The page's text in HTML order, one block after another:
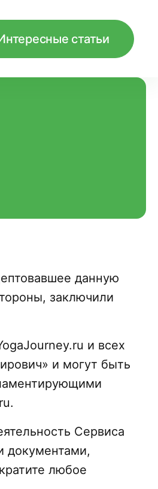
статьи
данную
заключили
и всех
и могут быть
Сервиса
документами,
любое